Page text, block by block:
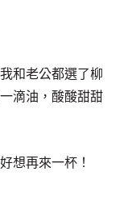
和老公都選了柳
滴油，酸酸甜甜
想再來一杯！